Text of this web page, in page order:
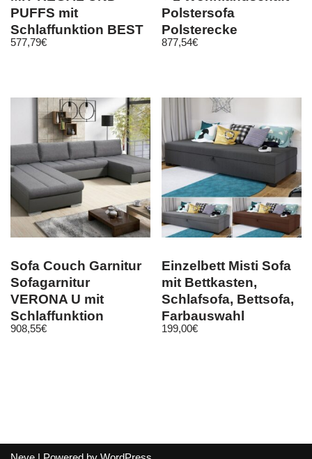
PUFFS mit
Schlaffunktion BEST
Schlafsofa! Hit!
577,79€
Polstersofa
Polsterecke
Schlaffunktion
877,54€
Sofa Couch Garnitur
Sofagarnitur
VERONA U mit
Schlaffunktion
Wohnlandschaft NEU
908,55€
Einzelbett Misti Sofa
mit Bettkasten,
Schlafsofa, Bettsofa,
Farbauswahl
Jugendzimmer
199,00€